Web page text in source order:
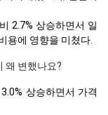
2.7% 상승하면서 일
용에 영향을 미쳤다.
왜 변했나요?
상승하면서 가격